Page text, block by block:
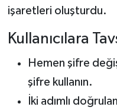
işaretleri oluşturdu.
Kullanıcılara
Hemen şifre
şifre kullanın.
İki adımlı